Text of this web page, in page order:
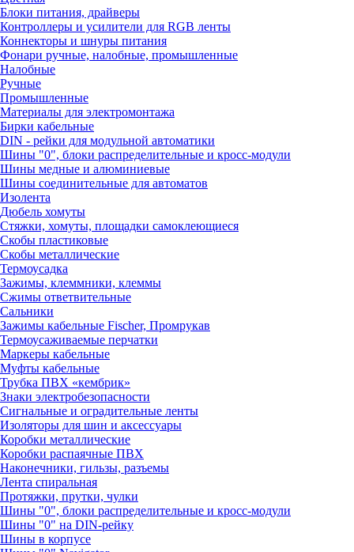
Блоки питания, драйверы
Контроллеры и усилители для RGB ленты
Коннекторы и шнуры питания
Фонари ручные, налобные, промышленные
Налобные
Ручные
Промышленные
Материалы для электромонтажа
Бирки кабельные
DIN - рейки для модульной автоматики
Шины "0", блоки распределительные и кросс-модули
Шины медные и алюминиевые
Шины соединительные для автоматов
Изолента
Дюбель хомуты
Стяжки, хомуты, площадки самоклеющиеся
Скобы пластиковые
Скобы металлические
Термоусадка
Зажимы, клеммники, клеммы
Сжимы ответвительные
Сальники
Зажимы кабельные Fischer, Промрукав
Термоусаживаемые перчатки
Маркеры кабельные
Муфты кабельные
Трубка ПВХ «кембрик»
Знаки электробезопасности
Сигнальные и оградительные ленты
Изоляторы для шин и аксессуары
Коробки металлические
Коробки распаячные ПВХ
Наконечники, гильзы, разъемы
Лента спиральная
Протяжки, прутки, чулки
Шины "0", блоки распределительные и кросс-модули
Шины "0" на DIN-рейку
Шины в корпусе